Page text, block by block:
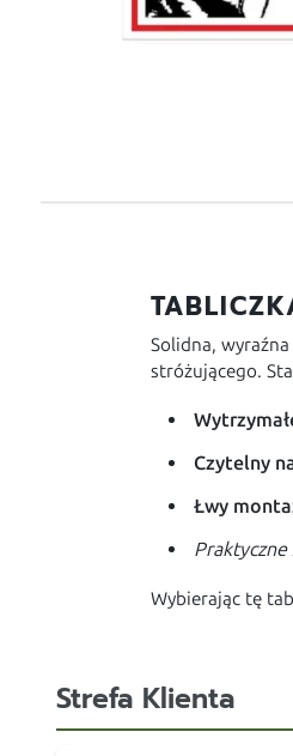
Solidna,
stróżującego.
Czytelny
Łwy
Praktyczne
Wybierając tę
Strefa Klienta